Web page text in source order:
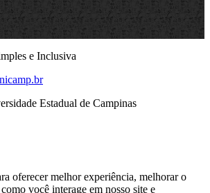
e Inclusiva
Estadual de Campinas
oferecer melhor experiência, melhorar o
você interage em nosso site e